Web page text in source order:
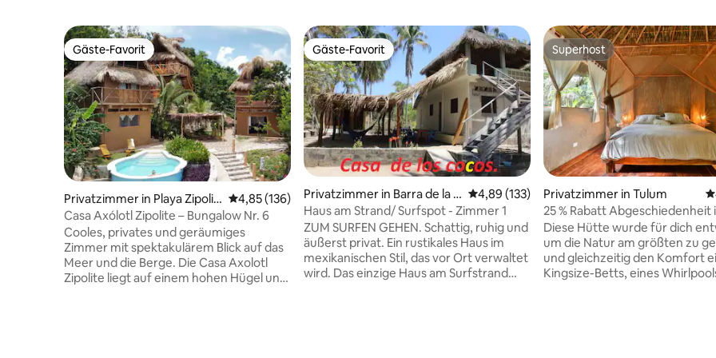
Gäste-Favorit
Gäste-Favorit
Privatzimmer in Playa Zipolit
e, San Pedro Pochutla
Durchschnittliche Bewertung: 4,85 von 5, 136 Bewertungen
4,85 (136)
Casa Axólotl Zipolite – Bungalow Nr. 6
Cooles, privates und geräumiges
Zimmer mit spektakulärem Blick auf das
Meer und die Berge. Die Casa Axolotl
Zipolite liegt auf einem hohen Hügel und
Gäste-Favorit
Gäste-Favorit
Privatzimmer in Barra de la C
ruz
Durchschnittliche Bewertung: 4,89 von 5,
4,89 (133)
Haus am Strand/ Surfspot - Zimmer 1
ZUM SURFEN GEHEN. Schattig, ruhig und
äußerst privat. Ein rustikales Haus im
mexikanischen Stil, das vor Ort verwaltet
wird. Das einzige Haus am Surfstrand
Superhost
Superhost
Privatzimmer in Tulum
25 % Rabatt Abgeschiedenheit
Dschungel von Tulum mit
Komfort
Diese Hütte wurde für dich
um die Natur am größten zu
und gleichzeitig den Komfort
Kingsize-Betts, eines